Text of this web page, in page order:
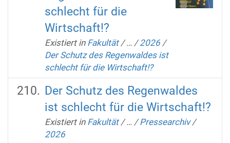
schlecht für die
Wirtschaft!?
Existiert in Fakultät /… /2026 /
Der Schutz des Regenwaldes ist
schlecht für die Wirtschaft!?
Der Schutz des Regenwaldes
ist schlecht für die Wirtschaft!?
Existiert in Fakultät /… /Pressearchiv /
2026